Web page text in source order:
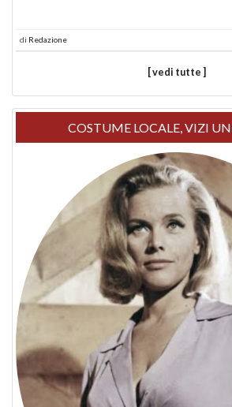
di Redazione
[ vedi tutte ]
COSTUME LOCALE, VIZI